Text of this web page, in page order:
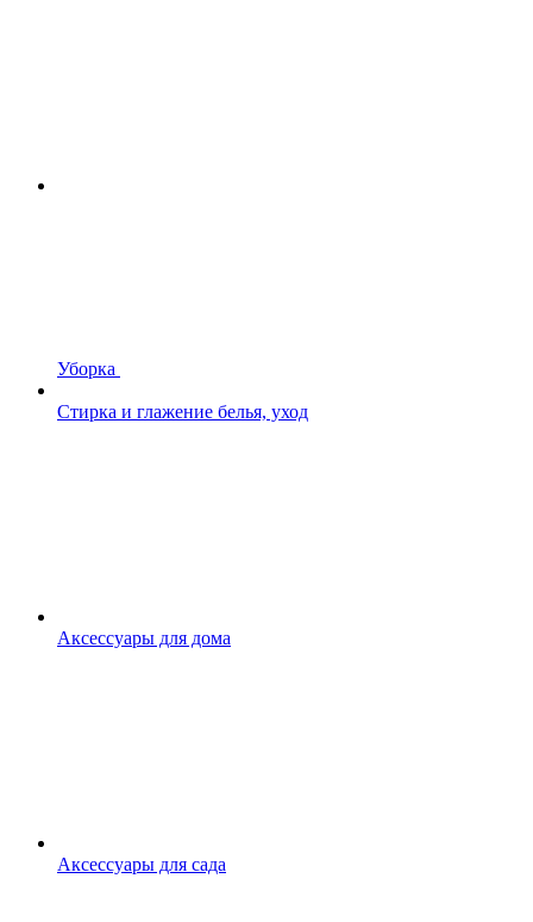
Уборка
Стирка и глажение белья, уход
Аксессуары для дома
Аксессуары для сада